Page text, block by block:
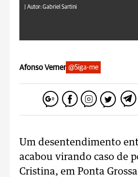
Autor: Gabriel Sartini
Afonso Verner @Siga-me
Um desentendimento
acabou virando caso de
Cristina, em Ponta